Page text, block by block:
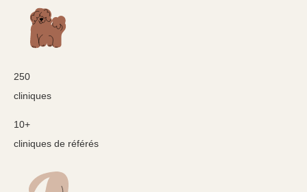
250
cliniques
10+
cliniques de référés